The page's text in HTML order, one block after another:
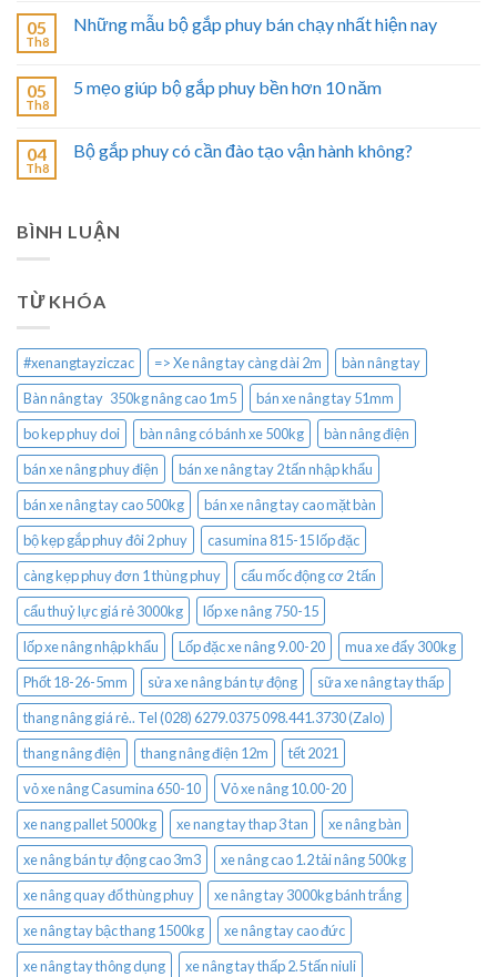
05
Th8
Những mẫu bộ gắp phuy bán chạy nhất hiện nay
05
Th8
5 mẹo giúp bộ gắp phuy bền hơn 10 năm
04
Th8
Bộ gắp phuy có cần đào tạo vận hành không?
BÌNH LUẬN
TỪ KHÓA
#xenangtayziczac => Xe nâng tay càng dài 2m
bàn nâng tay
Bàn nâng tay 350kg nâng cao 1m5
bán xe nâng tay 51mm
bo kep phuy doi
bàn nâng có bánh xe 500kg
bàn nâng điện
bán xe nâng phuy điện
bán xe nâng tay 2 tấn nhập khẩu
bán xe nâng tay cao 500kg
bán xe nâng tay cao mặt bàn
bộ kẹp gắp phuy đôi 2 phuy
casumina 815-15 lốp đặc
càng kẹp phuy đơn 1 thùng phuy
cẩu mốc động cơ 2 tấn
cẩu thuỷ lực giá rẻ 3000kg
lốp xe nâng 750-15
lốp xe nâng nhập khẩu
Lốp đặc xe nâng 9.00-20
mua xe đẩy 300kg
Phốt 18-26-5mm
sửa xe nâng bán tự động
sữa xe nâng tay thấp
thang nâng giá rẻ.. Tel (028) 6279.0375 098.441.3730 (Zalo)
thang nâng điện
thang nâng điện 12m
tết 2021
vỏ xe nâng Casumina 650-10
Vỏ xe nâng 10.00-20
xe nang pallet 5000kg
xe nang tay thap 3 tan
xe nâng bàn
xe nâng bán tự động cao 3m3
xe nâng cao 1.2 tải nâng 500kg
xe nâng quay đổ thùng phuy
xe nâng tay 3000kg bánh trắng
xe nâng tay bậc thang 1500kg
xe nâng tay cao đức
xe nâng tay thông dụng
xe nâng tay thấp 2.5 tấn niuli